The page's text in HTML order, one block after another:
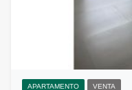
APARTAMENTO VENTA